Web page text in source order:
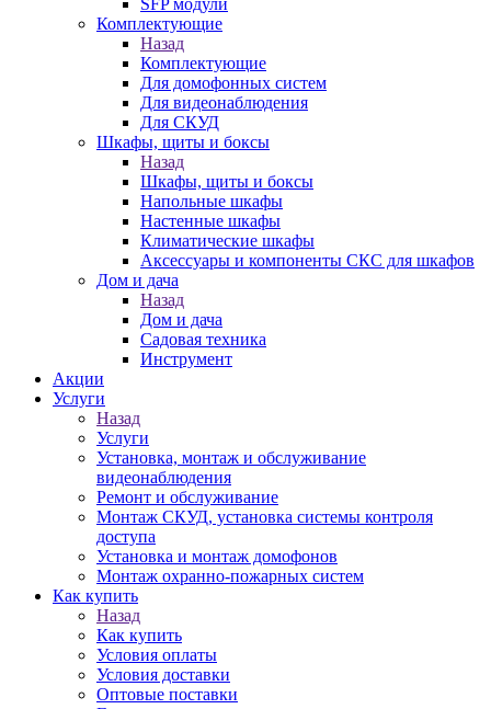
SFP модули
Комплектующие
Назад
Комплектующие
Для домофонных систем
Для видеонаблюдения
Для СКУД
Шкафы, щиты и боксы
Назад
Шкафы, щиты и боксы
Напольные шкафы
Настенные шкафы
Климатические шкафы
Аксессуары и компоненты СКС для шкафов
Дом и дача
Назад
Дом и дача
Садовая техника
Инструмент
Акции
Услуги
Назад
Услуги
Установка, монтаж и обслуживание
видеонаблюдения
Ремонт и обслуживание
Монтаж СКУД, установка системы контроля
доступа
Установка и монтаж домофонов
Монтаж охранно-пожарных систем
Как купить
Назад
Как купить
Условия оплаты
Условия доставки
Оптовые поставки